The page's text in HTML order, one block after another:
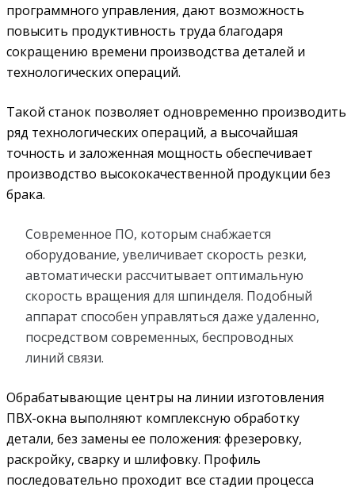
программного управления, дают возможность
повысить продуктивность труда благодаря
сокращению времени производства деталей и
технологических операций.
Такой станок позволяет одновременно производить
ряд технологических операций, а высочайшая
точность и заложенная мощность обеспечивает
производство высококачественной продукции без
брака.
Современное ПО, которым снабжается
оборудование, увеличивает скорость резки,
автоматически рассчитывает оптимальную
скорость вращения для шпинделя. Подобный
аппарат способен управляться даже удаленно,
посредством современных, беспроводных
линий связи.
Обрабатывающие центры на линии изготовления
ПВХ-окна выполняют комплексную обработку
детали, без замены ее положения: фрезеровку,
раскройку, сварку и шлифовку. Профиль
последовательно проходит все стадии процесса